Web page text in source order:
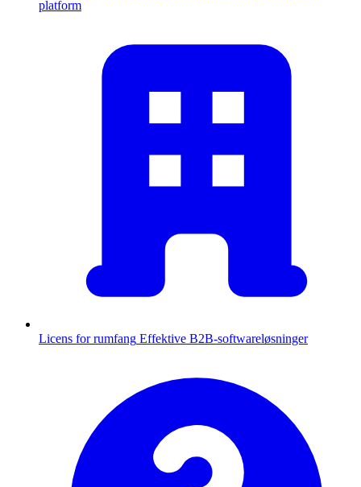
platform
Licens for rumfang Effektive B2B-softwareløsninger